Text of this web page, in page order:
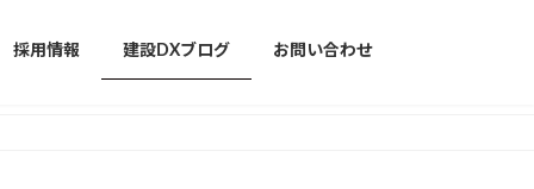
採用情報 建設DXブログ お問い合わせ